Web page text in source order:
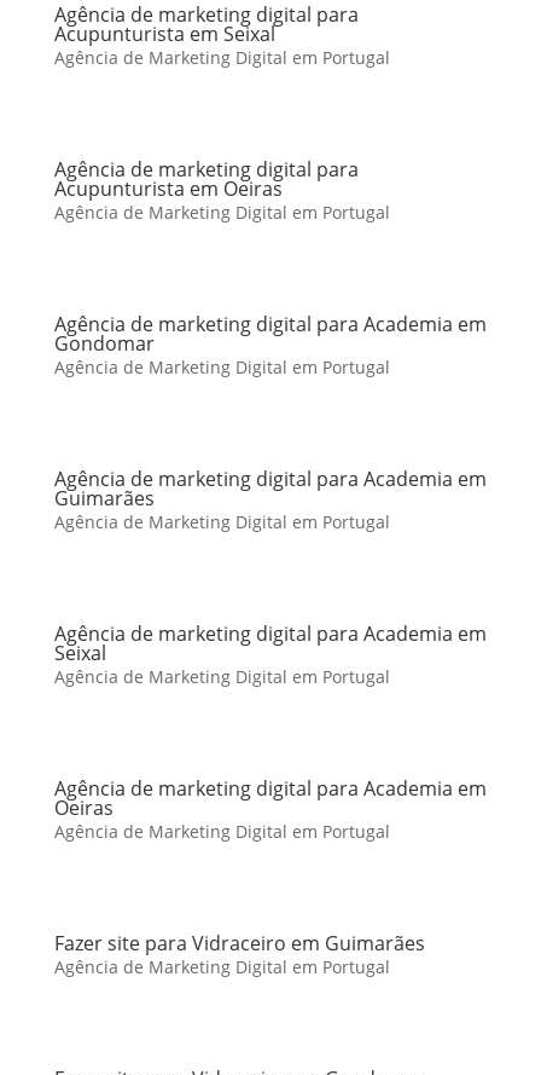
Agência de marketing digital para
Acupunturista em Seixal
Agência de Marketing Digital em Portugal
Agência de marketing digital para
Acupunturista em Oeiras
Agência de Marketing Digital em Portugal
Agência de marketing digital para Academia em
Gondomar
Agência de Marketing Digital em Portugal
Agência de marketing digital para Academia em
Guimarães
Agência de Marketing Digital em Portugal
Agência de marketing digital para Academia em
Seixal
Agência de Marketing Digital em Portugal
Agência de marketing digital para Academia em
Oeiras
Agência de Marketing Digital em Portugal
Fazer site para Vidraceiro em Guimarães
Agência de Marketing Digital em Portugal